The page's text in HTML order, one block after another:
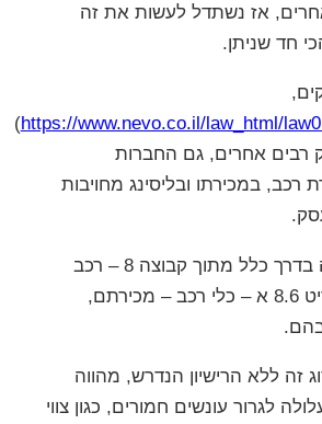
אז נשתדל לעשות את זה
חד שניתן.
https://www.nevo.co.il/law_html/
)
רבים אחרים, גם החברות
רכב, במכירתו ובליסינג מחויבות
פריט הרישוי יהיה בדרך כלל מתוך קבוצה 8 – רכב
ותעבורה בצו, פריט 8.6 א – כלי רכב – מכירתם,
זה ללא הרישיון הנדרש, מהווה
לגרור עונשים חמורים, כגון צווי